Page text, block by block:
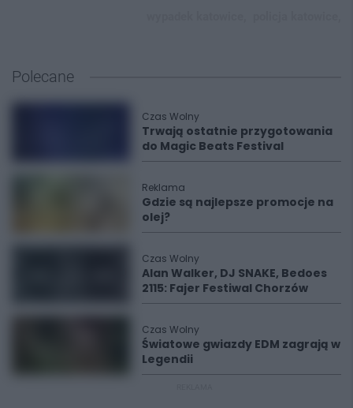
Polecane
Czas Wolny
Trwają ostatnie przygotowania
do Magic Beats Festival
Reklama
Gdzie są najlepsze promocje na
olej?
Czas Wolny
Alan Walker, DJ SNAKE, Bedoes
2115: Fajer Festiwal Chorzów
Czas Wolny
Światowe gwiazdy EDM zagrają w
Legendii